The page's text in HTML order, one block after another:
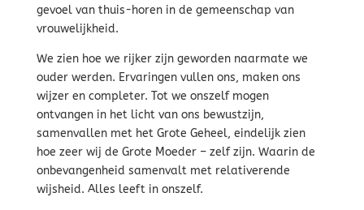
gevoel van thuis-horen in de gemeenschap van
vrouwelijkheid.
We zien hoe we rijker zijn geworden naarmate we
ouder werden. Ervaringen vullen ons, maken ons
wijzer en completer. Tot we onszelf mogen
ontvangen in het licht van ons bewustzijn,
samenvallen met het Grote Geheel, eindelijk zien
hoe zeer wij de Grote Moeder – zelf zijn. Waarin de
onbevangenheid samenvalt met relativerende
wijsheid. Alles leeft in onszelf.